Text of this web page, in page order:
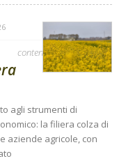
contenuto sponsorizzato
agli strumenti di
la filiera colza di
aziende agricole, con